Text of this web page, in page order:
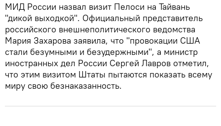
МИД России назвал визит Пелоси на Тайвань
"дикой выходкой". Официальный представитель
российского внешнеполитического ведомства
Мария Захарова заявила, что "провокации США
стали безумными и безудержными", а министр
иностранных дел России Сергей Лавров отметил,
что этим визитом Штаты пытаются показать всему
миру свою безнаказанность.